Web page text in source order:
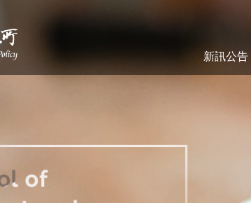
新訊公告